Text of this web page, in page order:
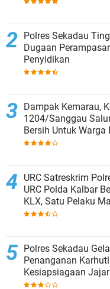
Polres Sekadau
Dugaan
Penyidikan
Dampak Kemarau,
1204/Sanggau
Bersih Untuk Warga
URC Satreskrim
URC Polda Kalbar
KLX, Satu Pelaku
Polres Sekadau
Penanganan
Kesiapsiagaan